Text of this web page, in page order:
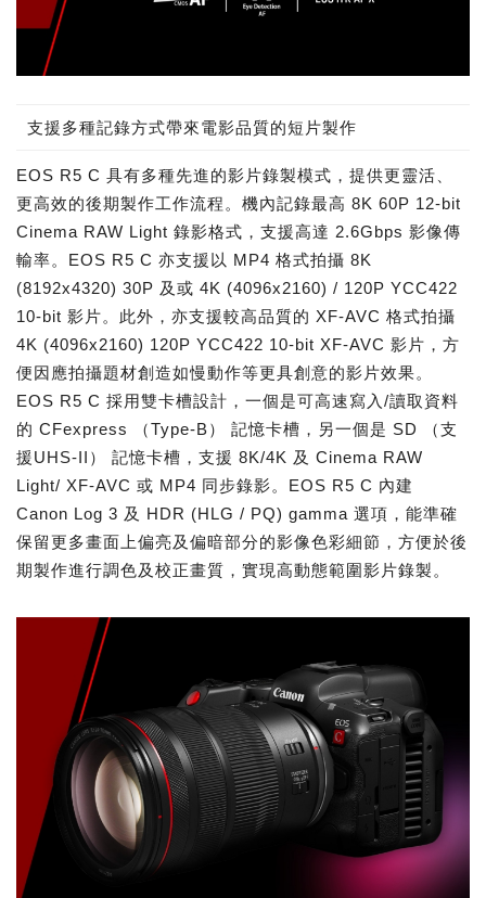
支援多種記錄方式帶來電影品質的短片製作
EOS R5 C 具有多種先進的影片錄製模式，提供更靈活、
更高效的後期製作工作流程。機內記錄最高 8K 60P 12-bit
Cinema RAW Light 錄影格式，支援高達 2.6Gbps 影像傳
輸率。EOS R5 C 亦支援以 MP4 格式拍攝 8K
(8192x4320) 30P 及或 4K (4096x2160) / 120P YCC422
10-bit 影片。此外，亦支援較高品質的 XF-AVC 格式拍攝
4K (4096x2160) 120P YCC422 10-bit XF-AVC 影片，方
便因應拍攝題材創造如慢動作等更具創意的影片效果。
EOS R5 C 採用雙卡槽設計，一個是可高速寫入/讀取資料
的 CFexpress （Type-B） 記憶卡槽，另一個是 SD （支
援UHS-II） 記憶卡槽，支援 8K/4K 及 Cinema RAW
Light/ XF-AVC 或 MP4 同步錄影。EOS R5 C 內建
Canon Log 3 及 HDR (HLG / PQ) gamma 選項，能準確
保留更多畫面上偏亮及偏暗部分的影像色彩細節，方便於後
期製作進行調色及校正畫質，實現高動態範圍影片錄製。